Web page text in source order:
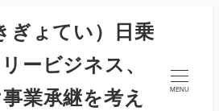
ぎょてい）日乗
ービジネス、
業承継を考え
MENU